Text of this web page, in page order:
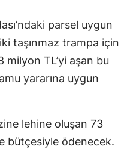
parsel uygun
taşınmaz trampa için
TL’yi aşan bu
yararına uygun
lehine oluşan 73
bütçesiyle ödenecek.